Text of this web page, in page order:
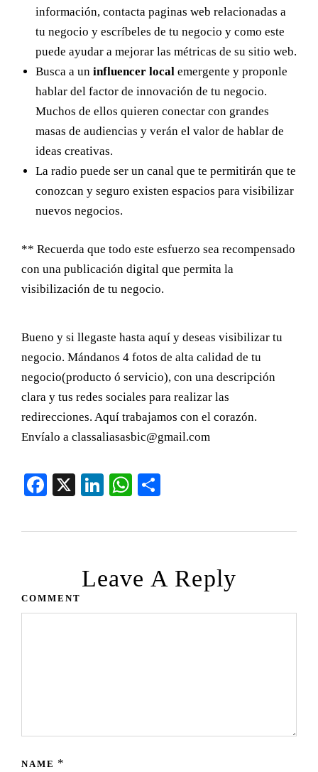
información, contacta paginas web relacionadas a
tu negocio y escríbeles de tu negocio y como este
puede ayudar a mejorar las métricas de su sitio web.
Busca a un influencer local emergente y proponle
hablar del factor de innovación de tu negocio.
Muchos de ellos quieren conectar con grandes
masas de audiencias y verán el valor de hablar de
ideas creativas.
La radio puede ser un canal que te permitirán que te
conozcan y seguro existen espacios para visibilizar
nuevos negocios.
** Recuerda que todo este esfuerzo sea recompensado
con una publicación digital que permita la
visibilización de tu negocio.
Bueno y si llegaste hasta aquí y deseas visibilizar tu
negocio. Mándanos 4 fotos de alta calidad de tu
negocio(producto ó servicio), con una descripción
clara y tus redes sociales para realizar las
redirecciones. Aquí trabajamos con el corazón.
Envíalo a classaliasasbic@gmail.com
Fa
bo
X
Li
ed
W
ts
pp
m
rti
Leave A Reply
COMMENT
NAME *